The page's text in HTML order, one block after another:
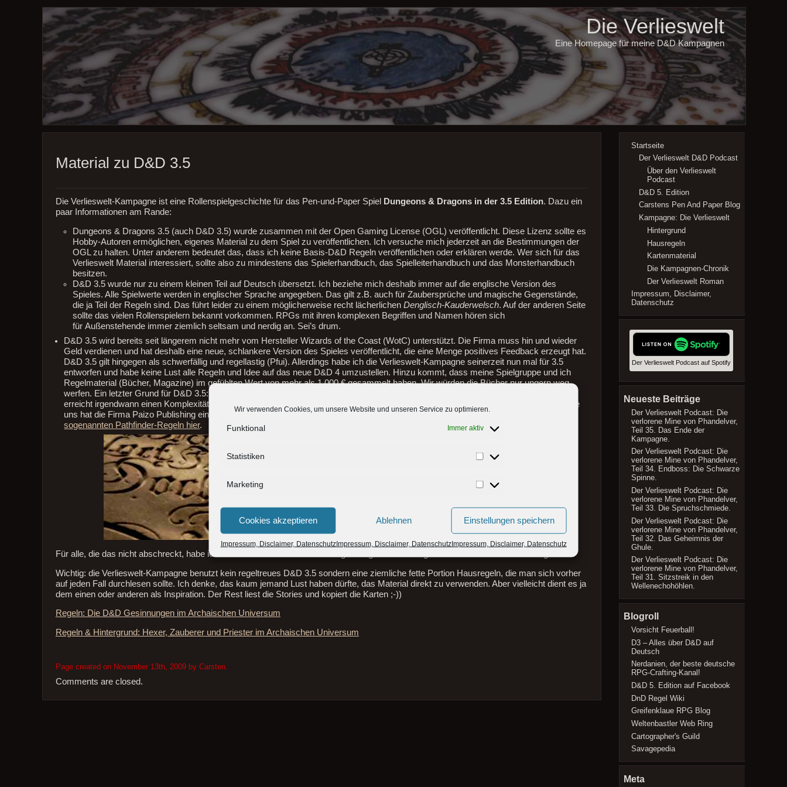
Wir verwenden Cookies, um unsere Website und unseren Service zu optimieren.
Funktional Immer aktiv
Statistiken Statistiken
Marketing Marketing
Cookies akzeptieren Ablehnen Einstellungen speichern
Impressum, Disclaimer, DatenschutzImpressum, Disclaimer, DatenschutzImpressum, Disclaimer, Datenschutz
Die Verlieswelt
Eine Homepage für meine D&D Kampagnen
Material zu D&D 3.5
Die Verlieswelt-Kampagne ist eine Rollenspielgeschichte für das Pen-und-Paper Spiel Dungeons & Dragons in der 3.5 Edition. Dazu ein
paar Informationen am Rande:
Dungeons & Dragons 3.5 (auch D&D 3.5) wurde zusammen mit der Open Gaming License (OGL) veröffentlicht. Diese Lizenz sollte es
Hobby-Autoren ermöglichen, eigenes Material zu dem Spiel zu veröffentlichen. Ich versuche mich jederzeit an die Bestimmungen der
OGL zu halten. Unter anderem bedeutet das, dass ich keine Basis-D&D Regeln veröffentlichen oder erklären werde. Wer sich für das
Verlieswelt Material interessiert, sollte also zu mindestens das Spielerhandbuch, das Spielleiterhandbuch und das Monsterhandbuch
besitzen.
D&D 3.5 wurde nur zu einem kleinen Teil auf Deutsch übersetzt. Ich beziehe mich deshalb immer auf die englische Version des
Spieles. Alle Spielwerte werden in englischer Sprache angegeben. Das gilt z.B. auch für Zaubersprüche und magische Gegenstände,
die ja Teil der Regeln sind. Das führt leider zu einem möglicherweise recht lächerlichenDenglisch-Kauderwelsch. Auf der anderen Seite
sollte das vielen Rollenspielern bekannt vorkommen. RPGs mit ihren komplexen Begriffen und Namen hören sich
für Außenstehende immer ziemlich seltsam und nerdig an. Sei’s drum.
D&D 3.5 wird bereits seit längerem nicht mehr vom Hersteller Wizards of the Coast (WotC) unterstützt. Die Firma muss hin und wieder
Geld verdienen und hat deshalb eine neue, schlankere Version des Spieles veröffentlicht, die eine Menge positives Feedback erzeugt hat.
D&D 3.5 gilt hingegen als schwerfällig und regellastig (Pfui). Allerdings habe ich die Verlieswelt-Kampagne seinerzeit nun mal für 3.5
entworfen und habe keine Lust alle Regeln und Idee auf das neue D&D 4 umzustellen. Hinzu kommt, dass meine Spielgruppe und ich
Regelmaterial (Bücher, Magazine) im gefühlten Wert von mehr als 1.000 € gesammelt haben. Wir würden die Bücher nur ungern weg
werfen. Ein letzter Grund für D&D 3.5: das Spiel ist komplex, weil es eine Menge Möglichkeiten bietet. Jedes modular wachsende Spiel
erreicht irgendwann einen Komplexitätsgrad, der es einem Einsteiger verdammt schwer macht. Ich mag es so, wie es ist. Für Leute wie
uns hat die Firma Paizo Publishing eine mehr oder weniger offizielle Fortführung des 3.5 Regeln veröffentlicht.Ihr findet diese
sogenannten Pathfinder-Regeln hier.
Für alle, die das nicht abschreckt, habe ich hier auf der Webseite alle wichtigen Regel-Erweiterungen zur Verlieswelt zusammen gestellt.
Wichtig: die Verlieswelt-Kampagne benutzt kein regeltreues D&D 3.5 sondern eine ziemliche fette Portion Hausregeln, die man sich vorher
auf jeden Fall durchlesen sollte. Ich denke, das kaum jemand Lust haben dürfte, das Material direkt zu verwenden. Aber vielleicht dient es ja
dem einen oder anderen als Inspiration. Der Rest liest die Stories und kopiert die Karten ;-))
Regeln: Die D&D Gesinnungen im Archaischen Universum
Regeln & Hintergrund: Hexer, Zauberer und Priester im Archaischen Universum
Page created on November 13th, 2009 by Carsten.
Comments are closed.
Startseite
Der Verlieswelt D&D Podcast
Über den Verlieswelt
Podcast
D&D 5. Edition
Carstens Pen And Paper Blog
Kampagne: Die Verlieswelt
Hintergrund
Hausregeln
Kartenmaterial
Die Kampagnen-Chronik
Der Verlieswelt Roman
Impressum, Disclaimer,
Datenschutz
Der Verlieswelt Podcast auf Spotify
Neueste Beiträge
Der Verlieswelt Podcast: Die
verlorene Mine von Phandelver,
Teil 35. Das Ende der
Kampagne.
Der Verlieswelt Podcast: Die
verlorene Mine von Phandelver,
Teil 34. Endboss: Die Schwarze
Spinne.
Der Verlieswelt Podcast: Die
verlorene Mine von Phandelver,
Teil 33. Die Spruchschmiede.
Der Verlieswelt Podcast: Die
verlorene Mine von Phandelver,
Teil 32. Das Geheimnis der
Ghule.
Der Verlieswelt Podcast: Die
verlorene Mine von Phandelver,
Teil 31. Sitzstreik in den
Wellenechohöhlen.
Blogroll
Vorsicht Feuerball!
D3 – Alles über D&D auf
Deutsch
Nerdanien, der beste deutsche
RPG-Crafting-Kanal!
D&D 5. Edition auf Facebook
DnD Regel Wiki
Greifenklaue RPG Blog
Weltenbastler Web Ring
Cartographer's Guild
Savagepedia
Meta